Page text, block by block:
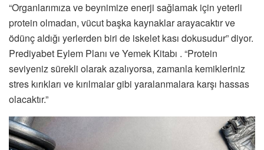
“Organlarımıza ve beynimize enerji sağlamak için yeterli
protein olmadan, vücut başka kaynaklar arayacaktır ve
ödünç aldığı yerlerden biri de iskelet kası dokusudur” diyor.
Prediyabet Eylem Planı ve Yemek Kitabı . “Protein
seviyeniz sürekli olarak azalıyorsa, zamanla kemikleriniz
stres kırıkları ve kırılmalar gibi yaralanmalara karşı hassas
olacaktır.”